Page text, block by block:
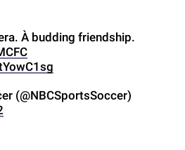
À budding friendship.
(@NBCSportsSoccer)